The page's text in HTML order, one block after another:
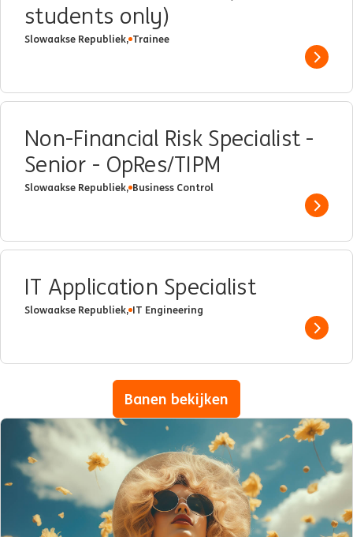
students only)
Slowaakse Republiek, Trainee
Show
Non-Financial Risk Specialist -
Senior - OpRes/TIPM
Slowaakse Republiek, Business Control
Show
IT Application Specialist
Slowaakse Republiek, IT Engineering
Show
Banen bekijken